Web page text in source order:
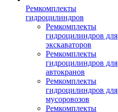
Ремкомплекты
гидроцилиндров
Ремкомплекты
гидроцилиндров для
экскаваторов
Ремкомплекты
гидроцилиндров для
автокранов
Ремкомплекты
гидроцилиндров для
мусоровозов
Ремкомплекты